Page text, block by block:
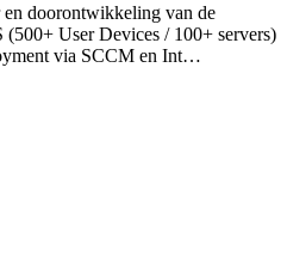
doorontwikkeling van de
User Devices / 100+ servers)
via SCCM en Int…